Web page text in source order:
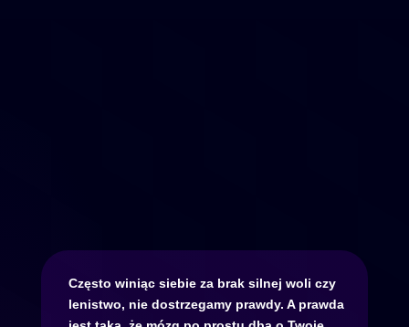
Często winiąc siebie za brak silnej woli czy
lenistwo, nie dostrzegamy prawdy. A prawda